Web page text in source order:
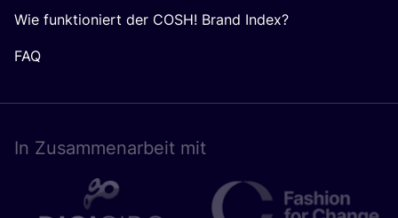
Wie funktioniert der COSH! Brand Index?
FAQ
In Zusam­men­ar­beit mit